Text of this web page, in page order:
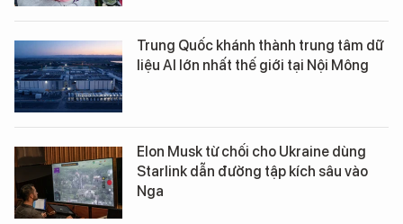
Trung Quốc khánh thành trung tâm dữ
liệu AI lớn nhất thế giới tại Nội Mông
Elon Musk từ chối cho Ukraine dùng
Starlink dẫn đường tập kích sâu vào
Nga